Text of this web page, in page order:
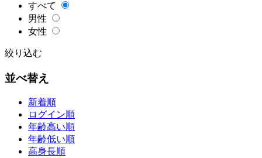
すべて
男性
女性
絞り込む
並べ替え
新着順
ログイン順
年齢高い順
年齢低い順
高身長順